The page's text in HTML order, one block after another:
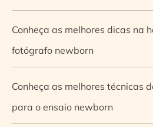
Conheça as melhores dicas na
fotógrafo newborn
Conheça as melhores técnicas
para o ensaio newborn